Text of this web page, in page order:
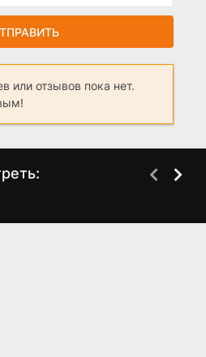
или отзывов пока нет.